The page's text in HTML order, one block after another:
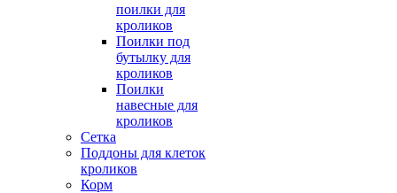
поилки для
кроликов
Поилки под
бутылку для
кроликов
Поилки
навесные для
кроликов
Сетка
Поддоны для клеток
кроликов
Корм